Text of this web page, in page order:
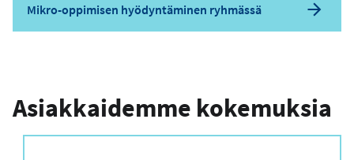
Mikro-oppimisen hyödyntäminen ryhmässä
Asiakkaidemme kokemuksia